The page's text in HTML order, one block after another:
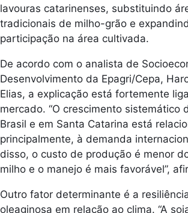
lavouras catarinenses, substituindo
tradicionais de milho-grão e
participação na área cultivada.
De acordo com o analista de
Desenvolvimento da Epagri/Cepa,
Elias, a explicação está fortemente
mercado. “O crescimento sistemático
Brasil e em Santa Catarina está
principalmente, à demanda
disso, o custo de produção é menor
milho e o manejo é mais favorável”,
Outro fator determinante é a
oleaginosa em relação ao clima. “A